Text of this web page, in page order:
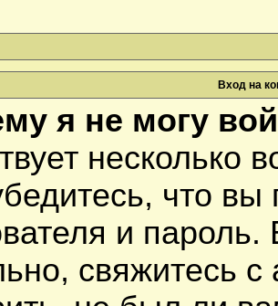
Вход на
я не могу
несколько
что
и
свяжитесь